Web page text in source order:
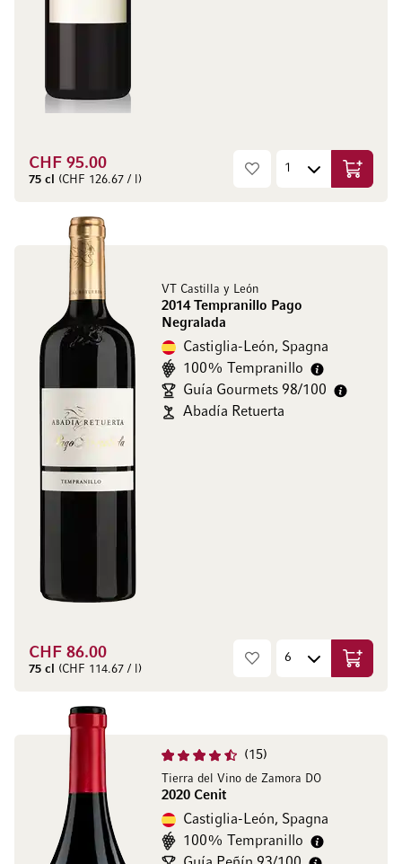
CHF 95.00
75 cl (CHF 126.67 / l)
VT Castilla y León
2014 Tempranillo Pago
Negralada
Castiglia-León, Spagna
100% Tempranillo
Guía Gourmets 98/100
Abadía Retuerta
CHF 86.00
75 cl (CHF 114.67 / l)
15
Tierra del Vino de Zamora DO
2020 Cenit
Castiglia-León, Spagna
100% Tempranillo